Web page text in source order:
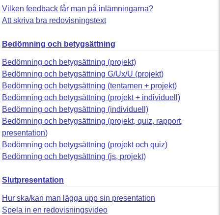
Vilken feedback får man på inlämningarna?
Att skriva bra redovisningstext
Bedömning och betygsättning
Bedömning och betygsättning (projekt)
Bedömning och betygsättning G/Ux/U (projekt)
Bedömning och betygsättning (tentamen + projekt)
Bedömning och betygsättning (projekt + individuell)
Bedömning och betygsättning (individuell)
Bedömning och betygsättning (projekt, quiz, rapport,
presentation)
Bedömning och betygsättning (projekt och quiz)
Bedömning och betygsättning (js, projekt)
Slutpresentation
Hur ska/kan man lägga upp sin presentation
Spela in en redovisningsvideo